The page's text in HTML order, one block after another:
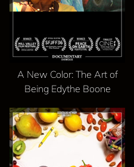
A New Color: The Art of
Being Edythe Boone